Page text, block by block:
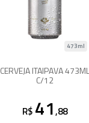
CERVEJA ITAIPAVA
C/12
473ml
R$ 41,88